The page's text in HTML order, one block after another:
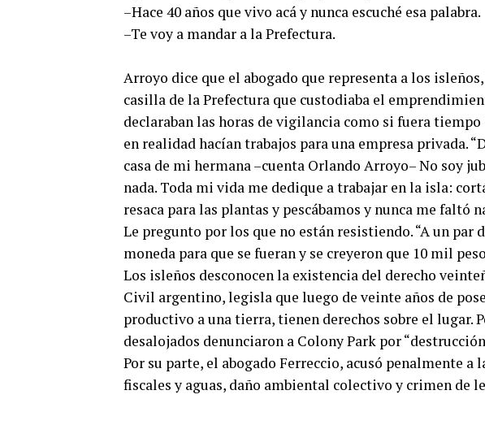
–Hace 40 años que vivo acá y nunca escuché esa palabra.
–Te voy a mandar a la Prefectura.
Arroyo dice que el abogado que representa a los
casilla de la Prefectura que custodiaba el
declaraban las horas de vigilancia como si fuera
en realidad hacían trabajos para una empresa privada.
casa de mi hermana –cuenta Orlando Arroyo– No soy
nada. Toda mi vida me dedique a trabajar en la isla:
resaca para las plantas y pescábamos y nunca me faltó
Le pregunto por los que no están resistiendo. “A un
moneda para que se fueran y se creyeron que 10 mil
Los isleños desconocen la existencia del derecho
Civil argentino, legisla que luego de veinte años de
productivo a una tierra, tienen derechos sobre el lugar.
desalojados denunciaron a Colony Park por
Por su parte, el abogado Ferreccio, acusó penalmente
fiscales y aguas, daño ambiental colectivo y crimen de